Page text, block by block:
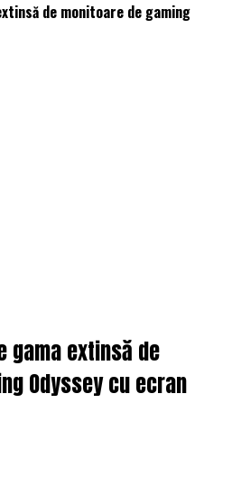
de monitoare de gaming
gama extinsă de
Odyssey cu ecran